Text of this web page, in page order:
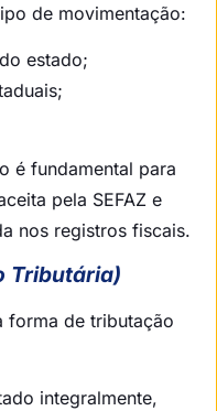
de movimentação:
estado;
é fundamental para
pela SEFAZ e
nos registros fiscais.
Tributária)
forma de tributação
integralmente,